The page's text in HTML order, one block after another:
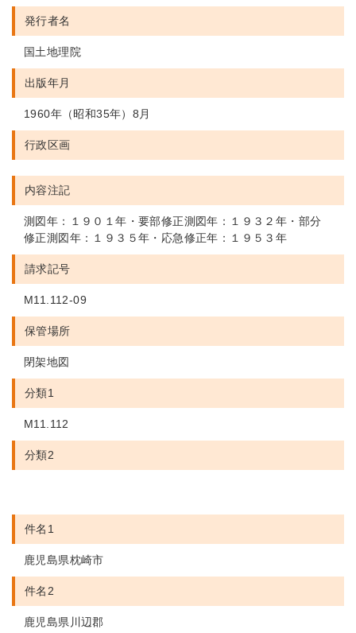
発行者名
国土地理院
出版年月
1960年（昭和35年）8月
行政区画
内容注記
測図年：１９０１年・要部修正測図年：１９３２年・部分
修正測図年：１９３５年・応急修正年：１９５３年
請求記号
M11.112-09
保管場所
閉架地図
分類1
M11.112
分類2
件名1
鹿児島県枕崎市
件名2
鹿児島県川辺郡